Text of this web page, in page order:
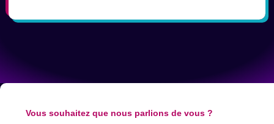
Vous souhaitez que nous parlions de vous ?